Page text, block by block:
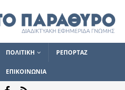
ΠΟΛΙΤΙΚΗ ΡΕΠΟΡΤΑΖ
ΕΠΙΚΟΙΝΩΝΙΑ